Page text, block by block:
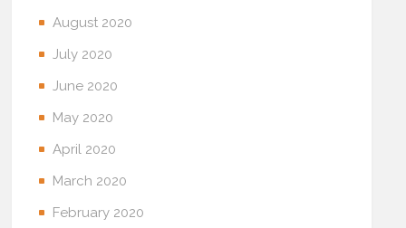
August 2020
July 2020
June 2020
May 2020
April 2020
March 2020
February 2020